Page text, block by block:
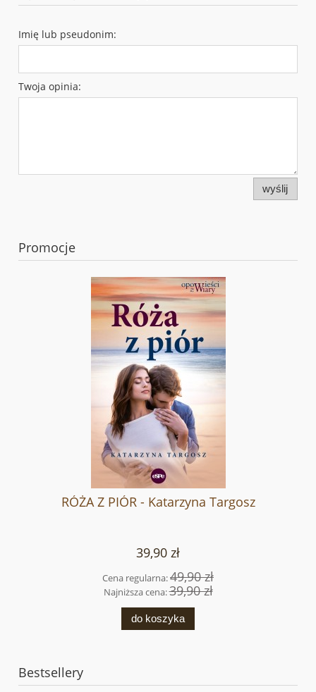
Imię lub pseudonim:
Twoja opinia:
wyślij
Promocje
RÓŻA Z PIÓR - Katarzyna Targosz
39,90 zł
Cena regularna:49,90 zł
Najniższa cena:39,90 zł
do koszyka
Bestsellery